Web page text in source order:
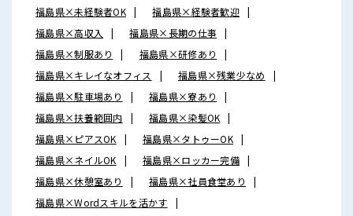
福島県×未経験者OK
福島県×経験者歓迎
福島県×高収入
福島県×長期の仕事
福島県×制服あり
福島県×研修あり
福島県×キレイなオフィス
福島県×残業少なめ
福島県×駐車場あり
福島県×寮あり
福島県×扶養範囲内
福島県×染髪OK
福島県×ピアスOK
福島県×タトゥーOK
福島県×ネイルOK
福島県×ロッカー完備
福島県×休憩室あり
福島県×社員食堂あり
福島県×Wordスキルを活かす